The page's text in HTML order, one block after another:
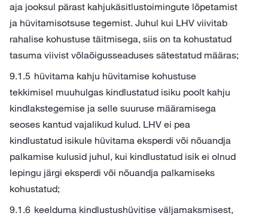
aja jooksul pärast kahjukäsitlustoimingute lõpetamist
ja hüvitamisotsuse tegemist. Juhul kui LHV viivitab
rahalise kohustuse täitmisega, siis on ta kohustatud
tasuma viivist võlaõigusseaduses sätestatud määras;
hüvitama kahju hüvitamise kohustuse
tekkimisel muuhulgas kindlustatud isiku poolt kahju
kindlakstegemise ja selle suuruse määramisega
seoses kantud vajalikud kulud. LHV ei pea
kindlustatud isikule hüvitama eksperdi või nõuandja
palkamise kulusid juhul, kui kindlustatud isik ei olnud
lepingu järgi eksperdi või nõuandja palkamiseks
kohustatud;
keelduma kindlustushüvitise väljamaksmisest,